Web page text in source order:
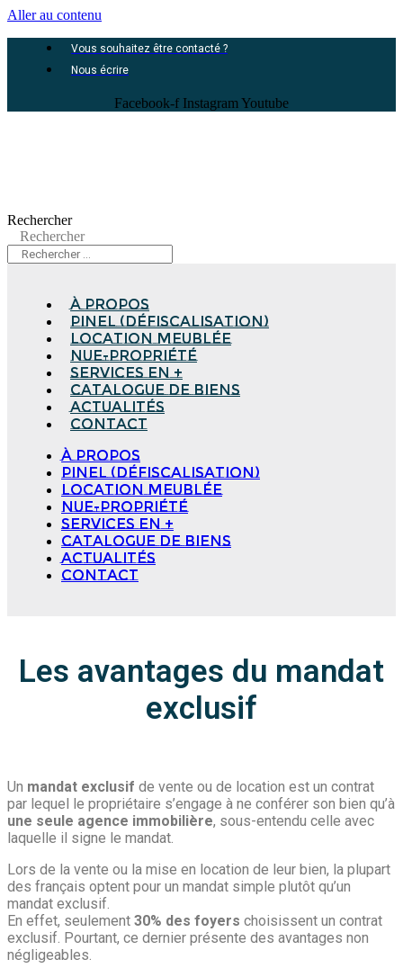
Aller au contenu
Vous souhaitez être contacté ?
Nous écrire
Facebook-f Instagram Youtube
Rechercher
Rechercher
à propos
Pinel (Défiscalisation)
Location meublée
Nue-propriété
Services en +
Catalogue de biens
Actualités
Contact
à propos
Pinel (Défiscalisation)
Location meublée
Nue-propriété
Services en +
Catalogue de biens
Actualités
Contact
Les avantages du mandat
exclusif
Un mandat exclusif de vente ou de location est un contrat
par lequel le propriétaire s’engage à ne conférer son bien qu’à
une seule agence immobilière, sous-entendu celle avec
laquelle il signe le mandat.
Lors de la vente ou la mise en location de leur bien, la plupart
des français optent pour un mandat simple plutôt qu’un
mandat exclusif.
En effet, seulement 30% des foyers choisissent un contrat
exclusif. Pourtant, ce dernier présente des avantages non
négligeables.